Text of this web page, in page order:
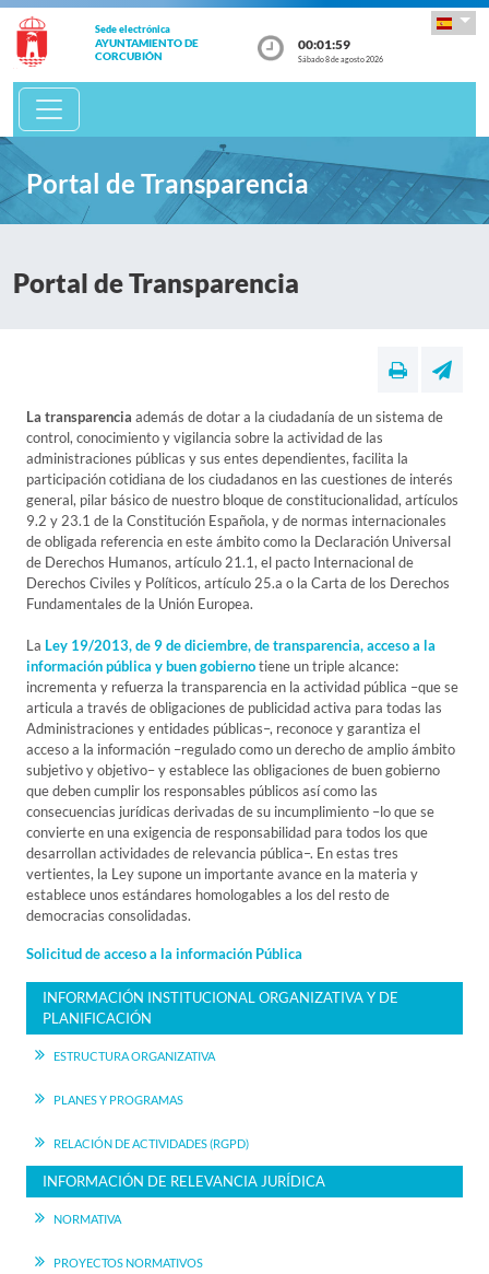
Sede electrónica
AYUNTAMIENTO DE
CORCUBIÓN
00:01:59
Sábado 8 de agosto 2026
Portal de Transparencia
Portal de Transparencia
La transparencia además de dotar a la ciudadanía de un sistema de
control, conocimiento y vigilancia sobre la actividad de las
administraciones públicas y sus entes dependientes, facilita la
participación cotidiana de los ciudadanos en las cuestiones de interés
general, pilar básico de nuestro bloque de constitucionalidad, artículos
9.2 y 23.1 de la Constitución Española, y de normas internacionales
de obligada referencia en este ámbito como la Declaración Universal
de Derechos Humanos, artículo 21.1, el pacto Internacional de
Derechos Civiles y Políticos, artículo 25.a o la Carta de los Derechos
Fundamentales de la Unión Europea.
La Ley 19/2013, de 9 de diciembre, de transparencia, acceso a la
información pública y buen gobiernotiene un triple alcance:
incrementa y refuerza la transparencia en la actividad pública –que se
articula a través de obligaciones de publicidad activa para todas las
Administraciones y entidades públicas–, reconoce y garantiza el
acceso a la información –regulado como un derecho de amplio ámbito
subjetivo y objetivo– y establece las obligaciones de buen gobierno
que deben cumplir los responsables públicos así como las
consecuencias jurídicas derivadas de su incumplimiento –lo que se
convierte en una exigencia de responsabilidad para todos los que
desarrollan actividades de relevancia pública–. En estas tres
vertientes, la Ley supone un importante avance en la materia y
establece unos estándares homologables a los del resto de
democracias consolidadas.
Solicitud de acceso a la información Pública
INFORMACIÓN INSTITUCIONAL ORGANIZATIVA Y DE
PLANIFICACIÓN
ESTRUCTURA ORGANIZATIVA
PLANES Y PROGRAMAS
RELACIÓN DE ACTIVIDADES (RGPD)
INFORMACIÓN DE RELEVANCIA JURÍDICA
NORMATIVA
PROYECTOS NORMATIVOS